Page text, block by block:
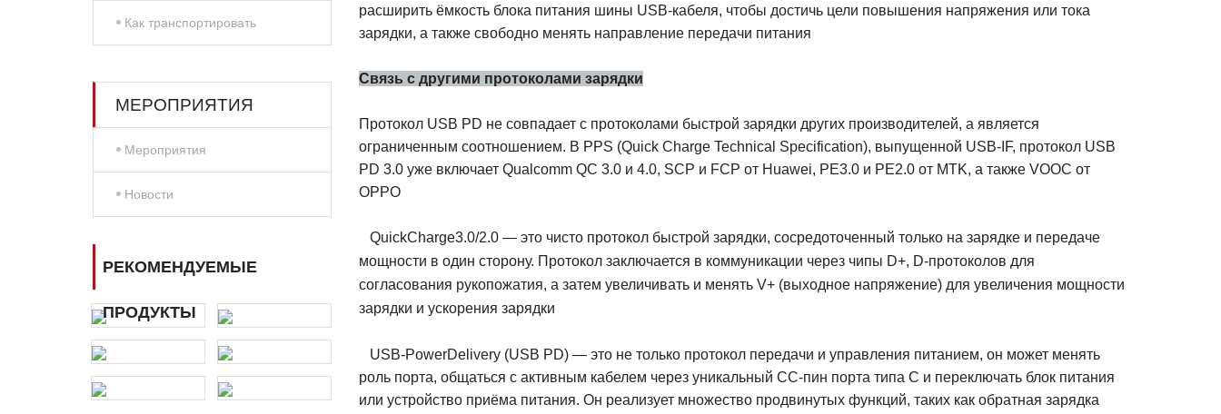
Как транспортировать
МЕРОПРИЯТИЯ
Мероприятия
Новости
РЕКОМЕНДУЕМЫЕ
ПРОДУКТЫ
расширить ёмкость блока питания шины USB-кабеля, чтобы достичь цели повышения напряжения или тока
зарядки, а также свободно менять направление передачи питания
Связь с другими протоколами зарядки
Протокол USB PD не совпадает с протоколами быстрой зарядки других производителей, а является
ограниченным соотношением. В PPS (Quick Charge Technical Specification), выпущенной USB-IF, протокол USB
PD 3.0 уже включает Qualcomm QC 3.0 и 4.0, SCP и FCP от Huawei, PE3.0 и PE2.0 от MTK, а также VOOC от
OPPO
QuickCharge3.0/2.0 — это чисто протокол быстрой зарядки, сосредоточенный только на зарядке и передаче
мощности в один сторону. Протокол заключается в коммуникации через чипы D+, D-протоколов для
согласования рукопожатия, а затем увеличивать и менять V+ (выходное напряжение) для увеличения мощности
зарядки и ускорения зарядки
USB-PowerDelivery (USB PD) — это не только протокол передачи и управления питанием, он может менять
роль порта, общаться с активным кабелем через уникальный CC-пин порта типа C и переключать блок питания
или устройство приёма питания. Он реализует множество продвинутых функций, таких как обратная зарядка